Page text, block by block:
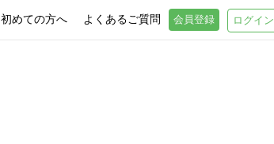
初めての方へ よくあるご質問 会員登録 ログイン